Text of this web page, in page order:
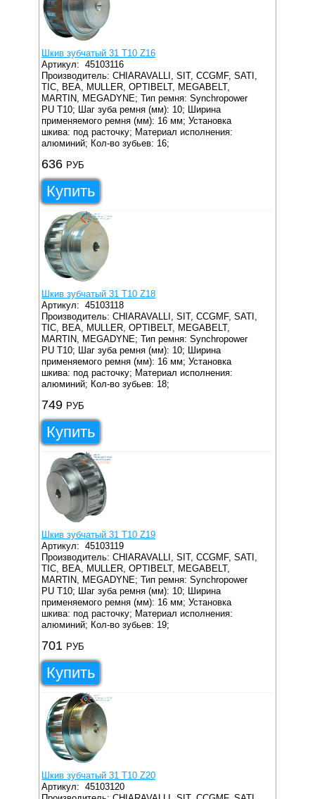
Шкив зубчатый 31 T10 Z16
Артикул:45103116
Производитель: CHIARAVALLI, SIT, CCGMF, SATI,
TIC, BEA, MULLER, OPTIBELT, MEGABELT,
MARTIN, MEGADYNE; Тип ремня: Synchropower
PU T10; Шаг зуба ремня (мм): 10; Ширина
применяемого ремня (мм): 16 мм; Установка
шкива: под расточку; Материал исполнения:
алюминий; Кол-во зубьев: 16;
636 РУБ
Купить
Шкив зубчатый 31 T10 Z18
Артикул:45103118
Производитель: CHIARAVALLI, SIT, CCGMF, SATI,
TIC, BEA, MULLER, OPTIBELT, MEGABELT,
MARTIN, MEGADYNE; Тип ремня: Synchropower
PU T10; Шаг зуба ремня (мм): 10; Ширина
применяемого ремня (мм): 16 мм; Установка
шкива: под расточку; Материал исполнения:
алюминий; Кол-во зубьев: 18;
749 РУБ
Купить
Шкив зубчатый 31 T10 Z19
Артикул:45103119
Производитель: CHIARAVALLI, SIT, CCGMF, SATI,
TIC, BEA, MULLER, OPTIBELT, MEGABELT,
MARTIN, MEGADYNE; Тип ремня: Synchropower
PU T10; Шаг зуба ремня (мм): 10; Ширина
применяемого ремня (мм): 16 мм; Установка
шкива: под расточку; Материал исполнения:
алюминий; Кол-во зубьев: 19;
701 РУБ
Купить
Шкив зубчатый 31 T10 Z20
Артикул:45103120